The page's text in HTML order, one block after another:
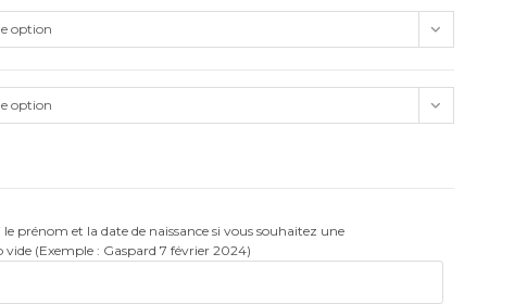
option
option
prénom et la date de naissance si vous souhaitez une
(Exemple : Gaspard 7 février 2024)